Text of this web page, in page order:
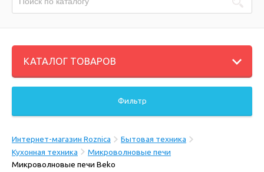
КАТАЛОГ ТОВАРОВ
Фильтр
Интернет-магазин Roznica
Бытовая техника
Кухонная техника
Микроволновые печи
Микроволновые печи Beko